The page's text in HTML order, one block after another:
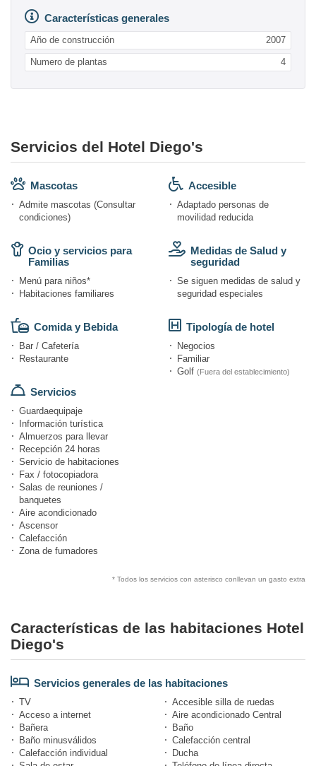
Características generales
Año de construcción 2007
Numero de plantas 4
Servicios del Hotel Diego's
Mascotas
Admite mascotas (Consultar
condiciones)
Ocio y servicios para
Familias
Menú para niños*
Habitaciones familiares
Comida y Bebida
Bar / Cafetería
Restaurante
Servicios
Guardaequipaje
Información turística
Almuerzos para llevar
Recepción 24 horas
Servicio de habitaciones
Fax / fotocopiadora
Salas de reuniones /
banquetes
Aire acondicionado
Ascensor
Calefacción
Zona de fumadores
Accesible
Adaptado personas de
movilidad reducida
Medidas de Salud y
seguridad
Se siguen medidas de salud y
seguridad especiales
Tipología de hotel
Negocios
Familiar
Golf (Fuera del establecimiento)
* Todos los servicios con asterisco conllevan un gasto extra
Características de las habitaciones Hotel
Diego's
Servicios generales de las habitaciones
TV
Accesible silla de ruedas
Acceso a internet
Aire acondicionado Central
Bañera
Baño
Baño minusválidos
Calefacción central
Calefacción individual
Ducha